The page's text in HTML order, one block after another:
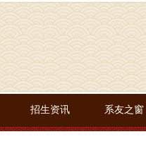
招生资讯 系友之窗